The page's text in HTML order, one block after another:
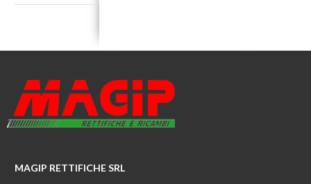
MAGIP RETTIFICHE SRL